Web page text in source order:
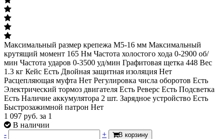
Максимальный размер крепежа М5-16 мм Максимальный
крутящий момент 165 Нм Частота холостого хода 0-2900 об/
мин Частота ударов 0-3500 уд/мин Графитовая щетка 448 Вес
1.3 кг Кейс Есть Двойная защитная изоляция Нет
Расцепляющая муфта Нет Регулировка числа оборотов Есть
Электрический тормоз двигателя Есть Реверс Есть Подсветка
Есть Наличие аккумулятора 2 шт. Зарядное устройство Есть
Быстрозажимной патрон Нет
1 097 руб. за 1
В наличии
-
+ В корзину